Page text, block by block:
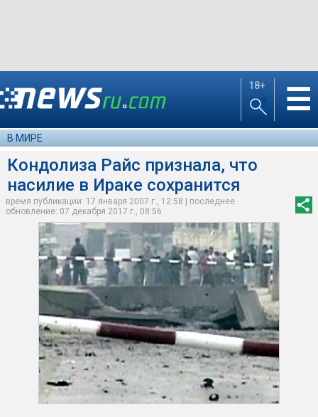
18+ ☰
В МИРЕ
Кондолиза Райс признала, что
насилие в Ираке сохранится
время публикации: 17 января 2007 г., 12:58 | последнее
обновление: 07 декабря 2017 г., 08:56